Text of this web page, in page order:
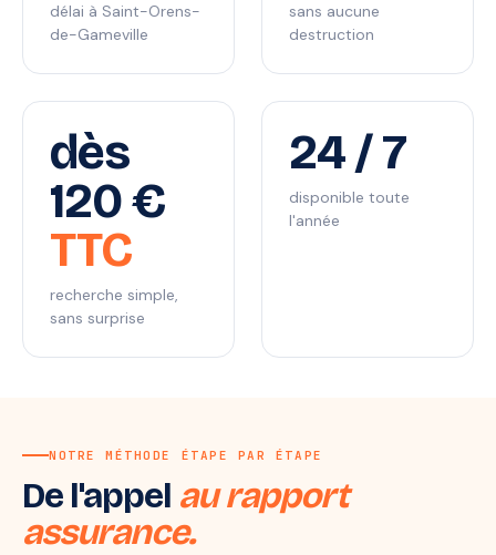
délai à Saint-Orens-
de-Gameville
sans aucune
destruction
dès
120 €
TTC
recherche simple,
sans surprise
24 / 7
disponible toute
l'année
NOTRE MÉTHODE ÉTAPE PAR ÉTAPE
De l'appel au rapport
assurance.